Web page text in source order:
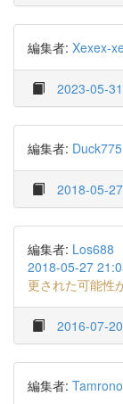
編集者: Xexex-
2023-05-
編集者: Duck775
2018-05-
編集者: Los688
2018-05-27
更された可能性
2016-07-
編集者: